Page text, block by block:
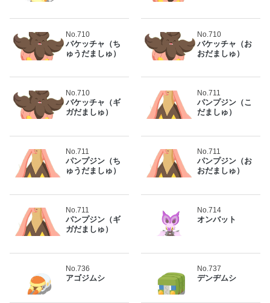
No.710
バケッチャ（ち
ゅうだましゅ）
No.710
バケッチャ（お
おだましゅ）
No.710
バケッチャ（ギ
ガだましゅ）
No.711
パンプジン（こ
だましゅ）
No.711
パンプジン（ち
ゅうだましゅ）
No.711
パンプジン（お
おだましゅ）
No.711
パンプジン（ギ
ガだましゅ）
No.714
オンバット
No.736
アゴジムシ
No.737
デンヂムシ